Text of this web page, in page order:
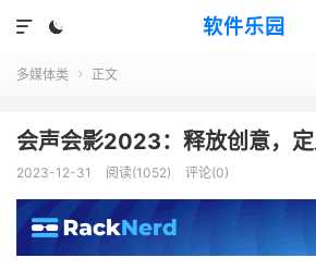
软件乐园


多媒体类  正文
会声会影2023：释放创意，
2023-12-31 阅读(1052) 评论(0)